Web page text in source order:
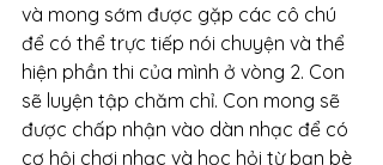
và mong sớm được gặp các cô chú
để có thể trực tiếp nói chuyện và thể
hiện phần thi của mình ở vòng 2. Con
sẽ luyện tập chăm chỉ. Con mong sẽ
được chấp nhận vào dàn nhạc để có
cơ hội chơi nhạc và học hỏi từ bạn bè